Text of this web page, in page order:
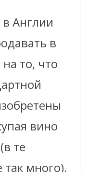
Англии
в
то, что
вино
те
много),